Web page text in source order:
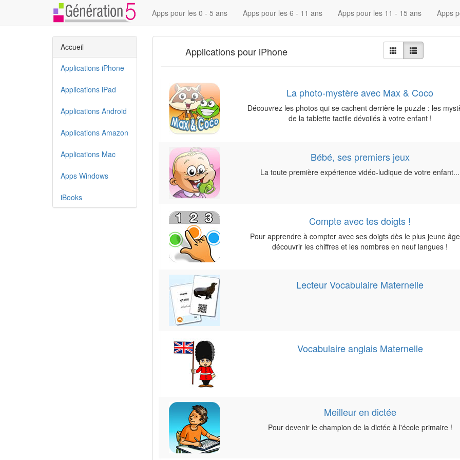
Apps pour les 0 - 5 ans Apps pour les 6 - 11 ans Apps pour les 11 - 15 ans Apps
Applications pour iPhone
La photo-mystère avec Max & Coco
Découvrez les photos qui se cachent derrière le puzzle : les
de la tablette tactile dévoilés à votre enfant !
Bébé, ses premiers jeux
La toute première expérience vidéo-ludique de votre enfant...
Compte avec tes doigts !
Pour apprendre à compter avec ses doigts dès le plus jeune
découvrir les chiffres et les nombres en neuf langues !
Lecteur Vocabulaire Maternelle
Vocabulaire anglais Maternelle
Meilleur en dictée
Pour devenir le champion de la dictée à l'école primaire !
Accueil
Applications iPhone
Applications iPad
Applications Android
Applications Amazon
Applications Mac
Apps Windows
iBooks